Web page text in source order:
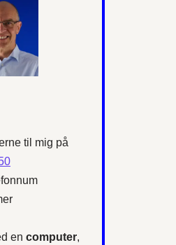
til mig på
en computer,